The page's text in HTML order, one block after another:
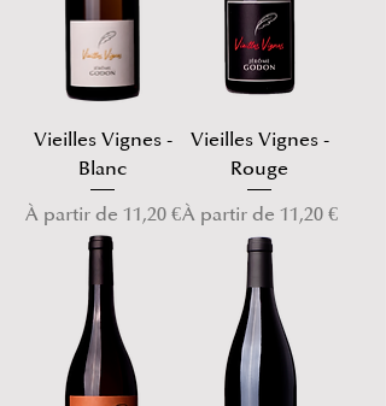
Vieilles Vignes -
Blanc
À partir de 11,20 €
Prix promotionnel
Vieilles Vignes -
Rouge
À partir de 11,20 €
Prix promotionnel